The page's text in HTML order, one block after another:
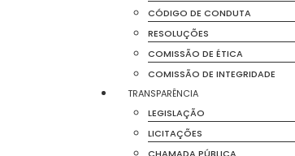
CÓDIGO DE CONDUTA
RESOLUÇÕES
COMISSÃO DE ÉTICA
COMISSÃO DE INTEGRIDADE
TRANSPARÊNCIA
LEGISLAÇÃO
LICITAÇÕES